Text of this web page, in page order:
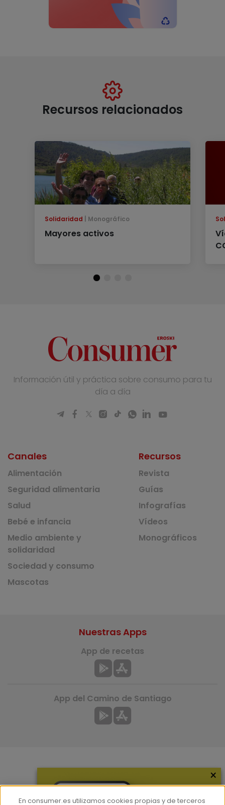
Recursos relacionados
Solidaridad Monográfico
Mayores activos
Información útil y práctica sobre consumo para tu
día a día
Canales
Alimentación
Seguridad alimentaria
Salud
Bebé e infancia
Medio ambiente y
solidaridad
Sociedad y consumo
Mascotas
Recursos
Revista
Guías
Infografías
Vídeos
Monográficos
Nuestras Apps
App de recetas
App del Camino de Santiago
×
En consumer.es utilizamos cookies propias y de terceros